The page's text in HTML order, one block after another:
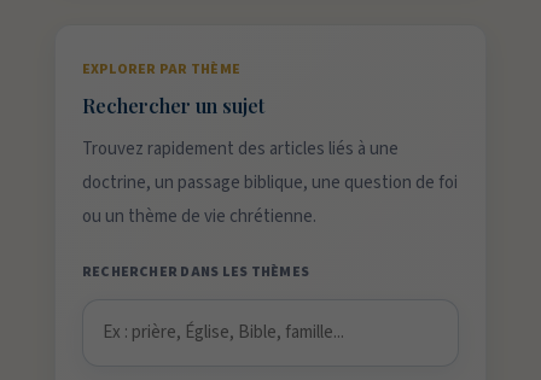
EXPLORER PAR THÈME
Rechercher un sujet
Trouvez rapidement des articles liés à une
doctrine, un passage biblique, une question de foi
ou un thème de vie chrétienne.
RECHERCHER DANS LES THÈMES